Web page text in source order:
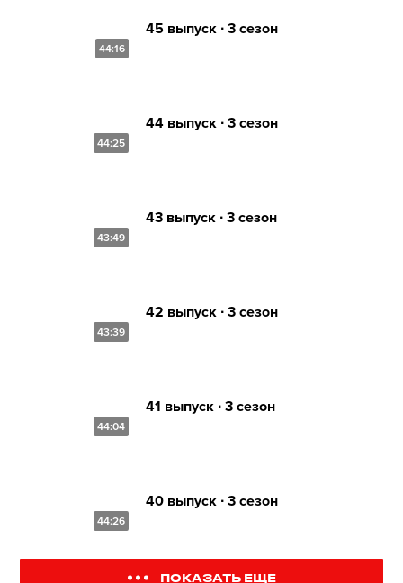
44:16
45 выпуск ∙ 3 сезон
44:25
44 выпуск ∙ 3 сезон
43:49
43 выпуск ∙ 3 сезон
43:39
42 выпуск ∙ 3 сезон
44:04
41 выпуск ∙ 3 сезон
44:26
40 выпуск ∙ 3 сезон
ПОКАЗАТЬ ЕЩЕ